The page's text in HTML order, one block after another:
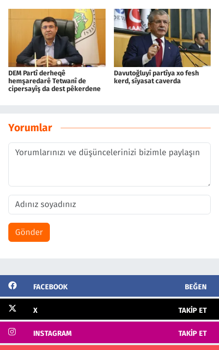
DEM Partî derheqê
hemşaredarê Tetwanî de
cipersayîş da dest pêkerdene
Davutoğluyî partîya xo fesh
kerd, sîyasat caverda
Yorumlar
Gönder
FACEBOOK BEĞEN
X TAKIP ET
INSTAGRAM TAKIP ET